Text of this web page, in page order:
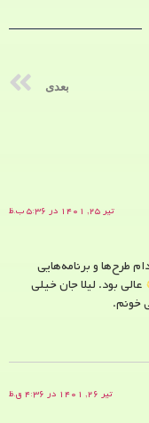
بعدی
تیر ۲۵, ۱۴۰۱ در ۵:۳۶ ب.ظ
طرح‌ها و برنامه‌هایی
عالی بود. لیلا جان خیلی
خونم.
تیر ۲۶, ۱۴۰۱ در ۴:۳۶ ق.ظ